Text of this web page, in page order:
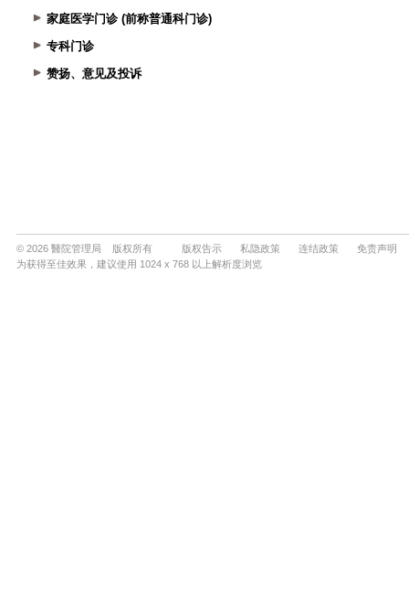
家庭医学门诊 (前称普通科门诊)
专科门诊
赞扬、意见及投诉
© 2026 醫院管理局 版权所有 版权告示 私隐政策 连结政策
免责声明
为获得至佳效果，建议使用 1024 x 768 以上解析度浏览